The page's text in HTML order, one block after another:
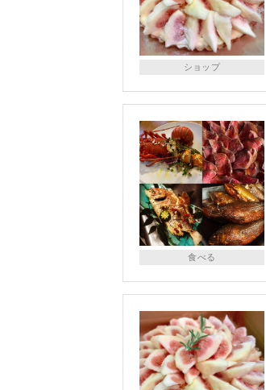
ショップ
食べる